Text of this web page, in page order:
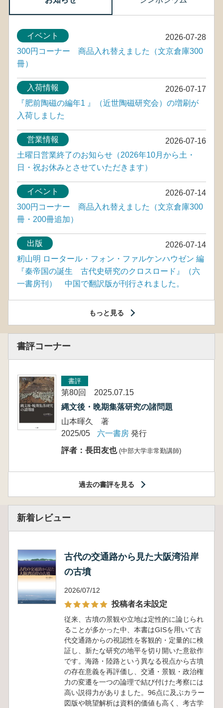
2026-07-28
イベント
300円コーナー 商品入れ替えました（文京倉庫300
冊）
2026-07-17
入荷情報
『肥前陶磁の編年1 』（近世陶磁研究会）の増刷が
入荷しました
2026-07-16
営業情報
土曜日営業終了のお知らせ（2026年10月から土・
日・祝お休みとさせていただきます）
2026-07-14
イベント
300円コーナー 商品入れ替えました（文京倉庫300
冊・200冊追加）
2026-07-14
出版
籾山明 ロータール・フォン・ファルケンハウゼン 編
『秦帝国の誕生 古代史研究のクロスロード』（六
一書房刊） 中国で翻訳版が刊行されました。
もっと見る
書評コーナー
書評
第80回 2025.07.15
縄文後・晩期集落研究の諸問題
山本暉久 著
2025/05
六一書房 発行
評者：長田友也 (中部大学非常勤講師)
過去の書評を見る
新着レビュー
古代の交通路から見た大阪湾沿岸
の古墳
2026/07/12
投稿者名未設定
従来、古墳の景観や立地は定性的に論じられ
ることが多かった中、本書はGISを用いて古
代交通路からの視認性を客観的・定量的に検
証し、新たな研究の地平を切り開いた意欲作
です。海路・陸路という異なる視点から古墳
の存在意義を再評価し、交通・景観・政治権
力の変遷を一つの論理で結び付けた考察には
高い説得力がありました。96点に及ぶカラー
図版や眺望解析は資料的価値も高く、考古学